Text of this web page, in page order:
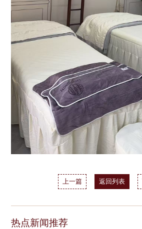
上一篇 返回列表
热点新闻推荐